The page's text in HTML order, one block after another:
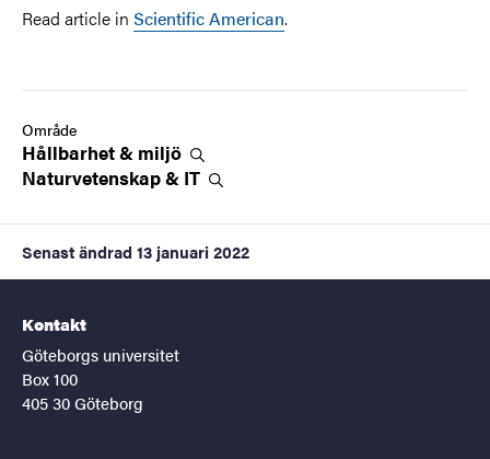
Read article in Scientific American.
Område
Hållbarhet & miljö
Naturvetenskap & IT
Senast ändrad 13 januari 2022
Kontakt
Göteborgs universitet
Box 100
405 30 Göteborg